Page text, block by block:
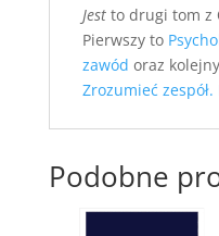
Jestto drugi tom z
Pierwszy to
zawód oraz kolejny
Zrozumieć
Podobne